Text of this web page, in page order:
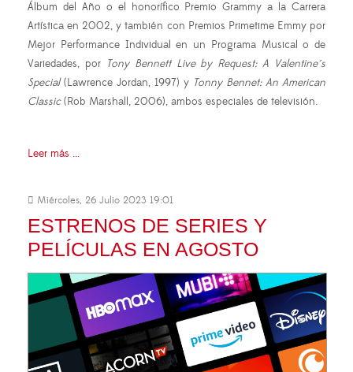
Álbum del Año o el honorífico Premio Grammy a la Carrera
Artística en 2002, y también con Premios Primetime Emmy por
Mejor Performance Individual en un Programa Musical o de
Variedades, por Tony Bennett Live by Request: A Valentine´s
Special(Lawrence Jordan, 1997) y Tonny Bennet: An American
Classic(Rob Marshall, 2006), ambos especiales de televisión.
Leer más ...
Miércoles, 26 Julio 2023 19:01
ESTRENOS DE SERIES Y
PELÍCULAS EN AGOSTO